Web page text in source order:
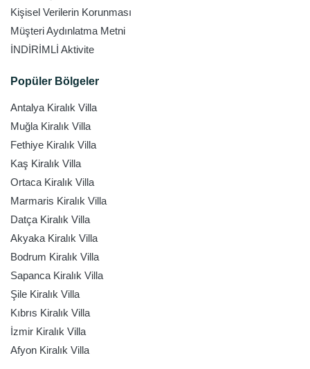
Kişisel Verilerin Korunması
Müşteri Aydınlatma Metni
İNDİRİMLİ Aktivite
Popüler Bölgeler
Antalya Kiralık Villa
Muğla Kiralık Villa
Fethiye Kiralık Villa
Kaş Kiralık Villa
Ortaca Kiralık Villa
Marmaris Kiralık Villa
Datça Kiralık Villa
Akyaka Kiralık Villa
Bodrum Kiralık Villa
Sapanca Kiralık Villa
Şile Kiralık Villa
Kıbrıs Kiralık Villa
İzmir Kiralık Villa
Afyon Kiralık Villa